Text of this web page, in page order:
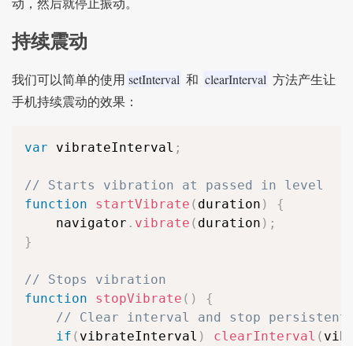
动，然后就停止振动。
持续震动
我们可以简单的使用 setInterval 和 clearInterval 方法产生让
手机持续震动的效果：
var vibrateInterval ;
// Starts vibration at passed in level
function
startVibrate ( duration )
{
	navigator
. vibrate ( duration ) ;
}
// Stops vibration
function
stopVibrate ( )
{
// Clear interval and stop
if ( vibrateInterval ) clearInterval (